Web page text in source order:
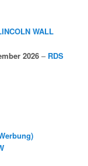
WALL
2026 – RDS